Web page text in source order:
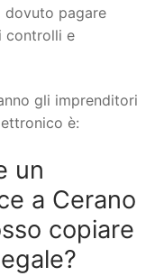
dovuto pagare
controlli e
gli imprenditori
è:
un
a Cerano
copiare